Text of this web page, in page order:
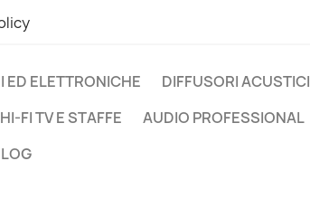
ED ELETTRONICHE DIFFUSORI ACUSTICI
FI TV E STAFFE
AUDIO PROFESSIONAL